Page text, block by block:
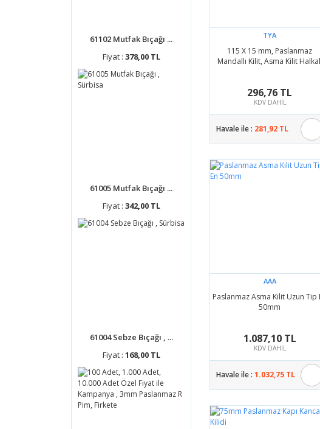
61102 Mutfak Bıçağı ...
Fiyat : 378,00 TL
61005 Mutfak Bıçağı ...
Fiyat : 342,00 TL
61004 Sebze Bıçağı , ...
Fiyat : 168,00 TL
TYA
115 X 15 mm, Paslanmaz
Mandallı Kilit, Asma Kilit
296,76 TL
KDV DAHİL
Havale ile : 281,92 TL
AAA
Paslanmaz Asma Kilit Uzun Tip
50mm
1.087,10 TL
KDV DAHİL
Havale ile : 1.032,75 TL